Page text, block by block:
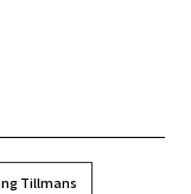
Tillmans